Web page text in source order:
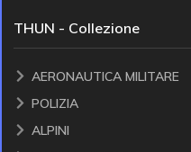
THUN - Collezione
AERONAUTICA MILITARE
POLIZIA
ALPINI